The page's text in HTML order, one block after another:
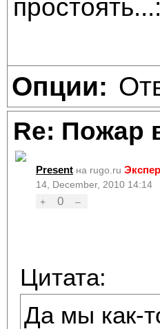
Опции:
Re: Пожар
Present на rugo.ru
14, December, 2010 14:14
+
0 –
Цитата:
Да мы как-